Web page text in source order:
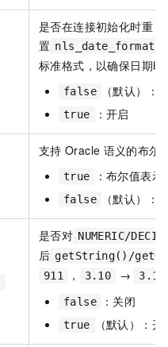
是否在连接初始化时重
置 nls_date_format/
标准格式，以确保日期
false （默认）：
true ：开启
支持 Oracle 语义的布尔
true ：布尔值表示
false （默认）：
是否对 NUMERIC/
后 getString()/
911
， 3.10 → 3.1
false ：关闭
true （默认）：开